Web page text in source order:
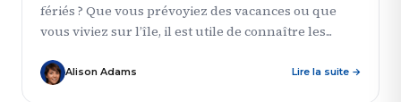
fériés ? Que vous prévoyiez des vacances ou que
vous viviez sur l’île, il est utile de connaître les...
Alison Adams Lire la suite →